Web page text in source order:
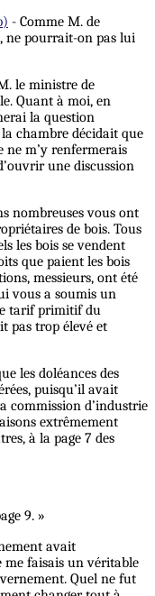
- Comme M. de
ne pourrait-on pas lui
le ministre de
Quant à moi, en
la question
chambre décidait que
ne m’y renfermerais
une discussion
nombreuses vous ont
de bois. Tous
les bois se vendent
que paient les bois
messieurs, ont été
vous a soumis un
tarif primitif du
pas trop élevé et
les doléances des
puisqu’il avait
commission d’industrie
extrêmement
à la page 7 des
9. »
avait
faisais un véritable
Quel ne fut